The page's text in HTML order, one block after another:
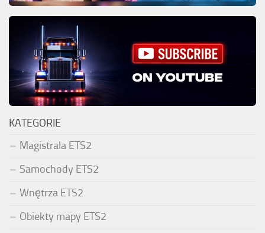
KATEGORIE
Magistrala ETS2
Samochody ETS2
Wnętrza ETS2
Obiekty mapy ETS2